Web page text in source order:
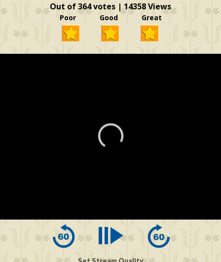
Out of 364 votes | 14358 Views
Poor Good Great
of